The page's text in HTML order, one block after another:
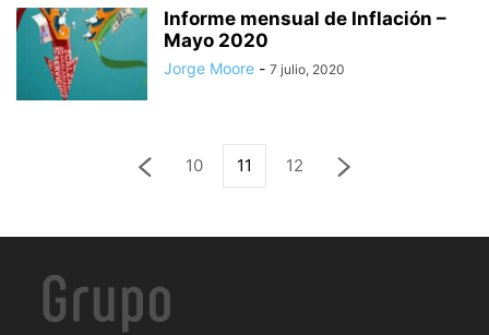
Informe mensual de Inflación –
Mayo 2020
Jorge Moore - 7 julio, 2020
10 11 12